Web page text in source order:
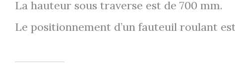
La hauteur sous traverse est de 700 mm.
Le positionnement d’un fauteuil roulant